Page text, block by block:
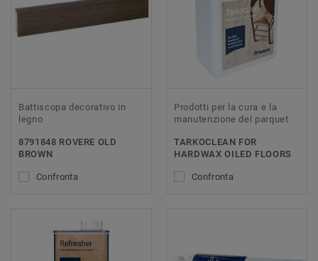
Battiscopa decorativo in
legno
8791848 ROVERE OLD
BROWN
Confronta
Prodotti per la cura e la
manutenzione del parquet
TARKOCLEAN FOR
HARDWAX OILED FLOORS
Confronta